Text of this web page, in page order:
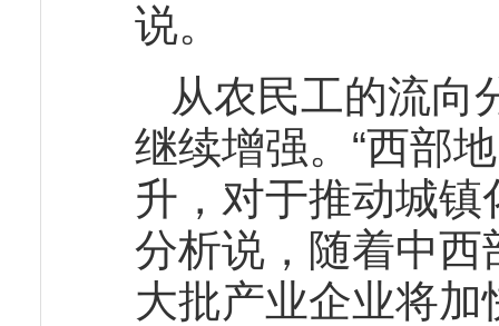
说。
从农民工的流向
继续增强。“西部
升，对于推动城镇
分析说，随着中
大批产业企业将